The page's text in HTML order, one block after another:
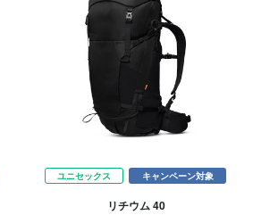
ユニセックス キャンペーン対象
リチウム 40